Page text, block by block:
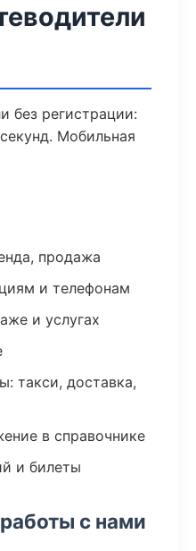
без регистрации:
Мобильная
продажа
и телефонам
и услугах
такси, доставка,
в справочнике
и билеты
с нами